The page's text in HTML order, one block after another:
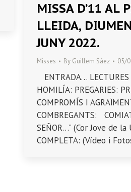
MISSA D’11 AL
LLEIDA,
JUNY 2022.
Misses By Guillem Sáez 05/
ENTRADA…
HOMILÍA: PREGARIES:
COMPROMÍS I
COMBREGANTS:
SEÑOR…” (Cor Jove de
COMPLETA: (Vídeo i